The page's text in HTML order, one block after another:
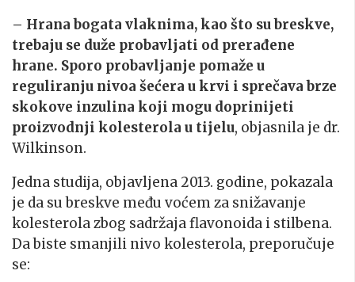
– Hrana bogata vlaknima, kao što su breskve,
trebaju se duže probavljati od prerađene
hrane. Sporo probavljanje pomaže u
reguliranju nivoa šećera u krvi i sprečava brze
skokove inzulina koji mogu doprinijeti
proizvodnji kolesterola u tijelu, objasnila je dr.
Wilkinson.
Jedna studija, objavljena 2013. godine, pokazala
je da su breskve među voćem za snižavanje
kolesterola zbog sadržaja flavonoida i stilbena.
Da biste smanjili nivo kolesterola, preporučuje
se: